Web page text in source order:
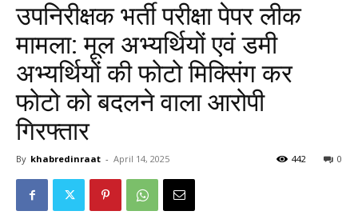
उपनिरीक्षक भर्ती परीक्षा पेपर लीक
मामला: मूल अभ्यर्थियों एवं डमी
अभ्यर्थियों की फोटो मिक्सिंग कर
फोटो को बदलने वाला आरोपी
गिरफ्तार
By khabredinraat - April 14, 2025 0
442